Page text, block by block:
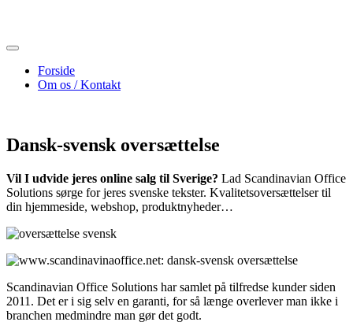
Forside
Om os / Kontakt
Dansk-svensk oversættelse
Vil I udvide jeres online salg til Sverige? Lad Scandinavian Office
Solutions sørge for jeres svenske tekster. Kvalitetsoversættelser til
din hjemmeside, webshop, produktnyheder…
Scandinavian Office Solutions har samlet på tilfredse kunder siden
2011. Det er i sig selv en garanti, for så længe overlever man ikke i
branchen medmindre man gør det godt.